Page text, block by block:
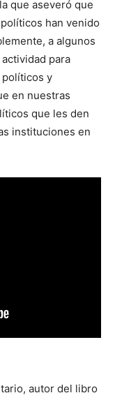
que aseveró que
han venido
a algunos
para
y
en nuestras
que les den
instituciones en
autor del libro